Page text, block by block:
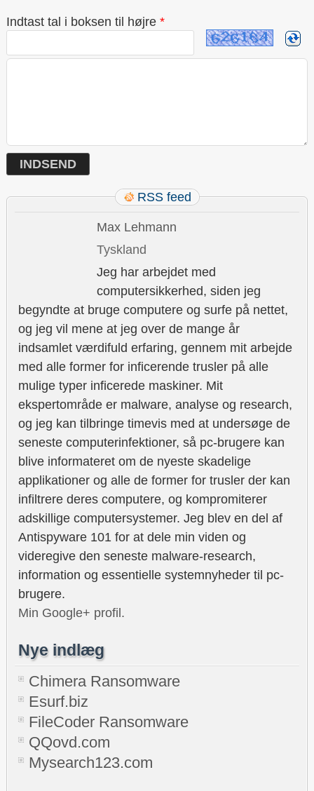
Indtast tal i boksen til højre *
RSS feed
Max Lehmann
Tyskland
Jeg har arbejdet med
computersikkerhed, siden jeg
begyndte at bruge computere og surfe på nettet,
og jeg vil mene at jeg over de mange år
indsamlet værdifuld erfaring, gennem mit arbejde
med alle former for inficerende trusler på alle
mulige typer inficerede maskiner. Mit
ekspertområde er malware, analyse og research,
og jeg kan tilbringe timevis med at undersøge de
seneste computerinfektioner, så pc-brugere kan
blive informateret om de nyeste skadelige
applikationer og alle de former for trusler der kan
infiltrere deres computere, og kompromiterer
adskillige computersystemer. Jeg blev en del af
Antispyware 101 for at dele min viden og
videregive den seneste malware-research,
information og essentielle systemnyheder til pc-
brugere.
Min Google+ profil.
Nye indlæg
Chimera Ransomware
Esurf.biz
FileCoder Ransomware
QQovd.com
Mysearch123.com